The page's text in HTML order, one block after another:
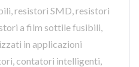
resistori SMD, resistori
a film sottile fusibili,
in applicazioni
contatori intelligenti,